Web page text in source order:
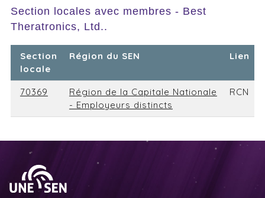
Section locales avec membres - Best
Theratronics, Ltd..
Section
locale
Région du SEN Lien
70369
Région de la Capitale Nationale
- Employeurs distincts
RCN